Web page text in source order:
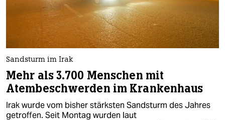
Sandsturm im Irak
Mehr als 3.700 Menschen mit
Atembeschwerden im Krankenhaus
Irak wurde vom bisher stärksten Sandsturm des Jahres
getroffen. Seit Montag wurden laut